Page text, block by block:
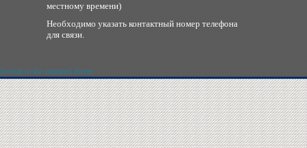
местному времени)
Необходимо указать контактный номер телефона
для связи.
Switch to the standard theme